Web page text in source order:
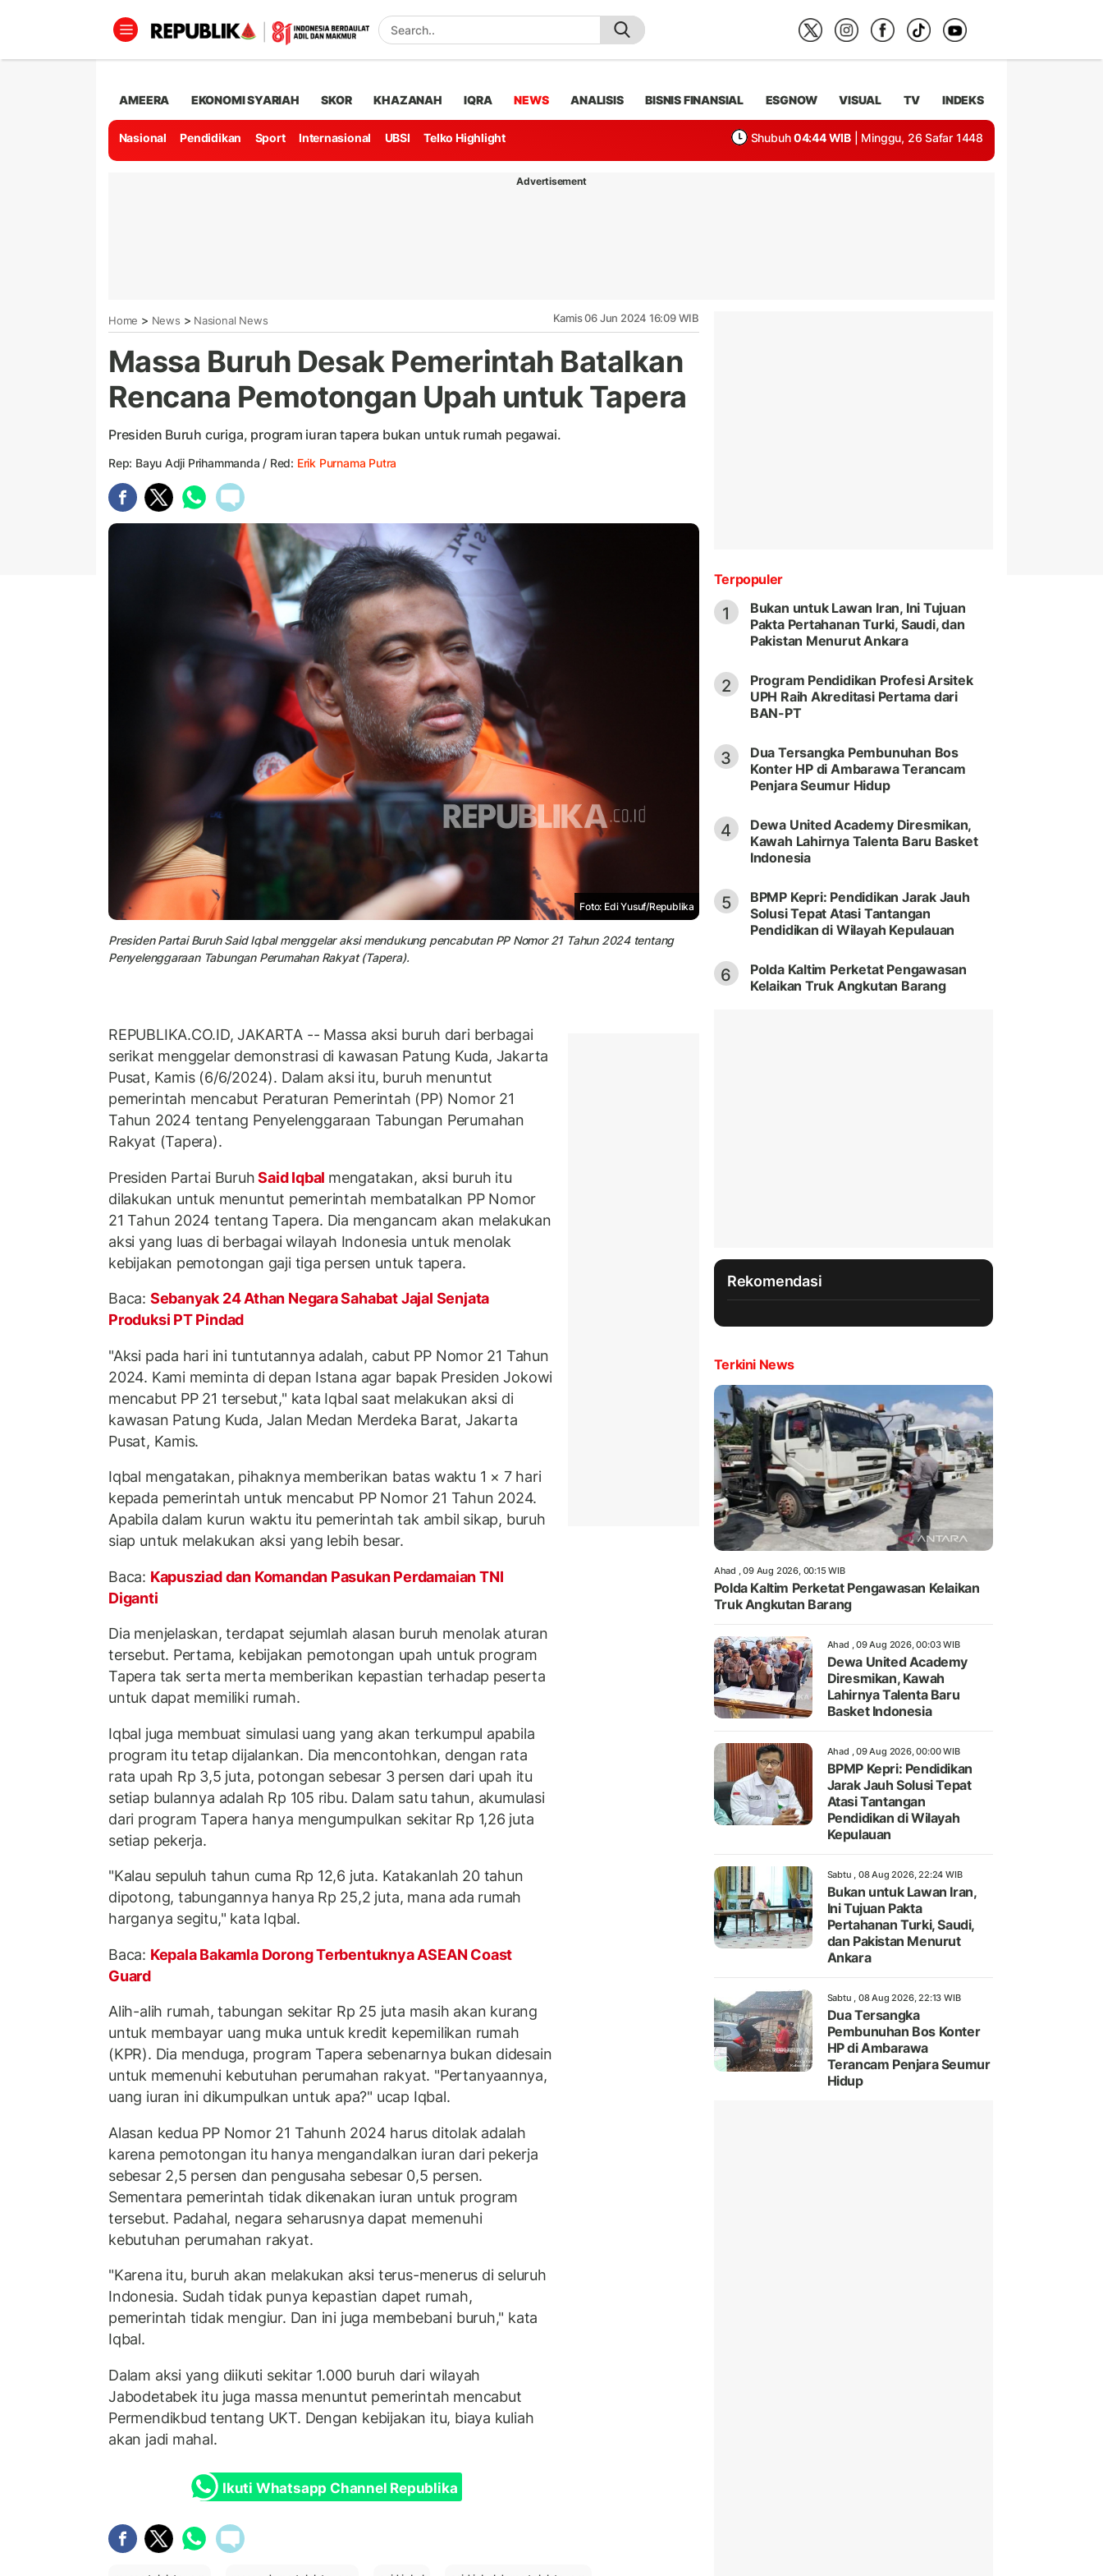
AMEERA EKONOMI SYARIAH SKOR KHAZANAH IQRA NEWS ANALISIS BISNIS FINANSIAL ESGNOW VISUAL TV INDEKS
Nasional Pendidikan Sport Internasional UBSI Telko Highlight Shubuh 04:44 WIB | Minggu, 26 Safar 1448
Advertisement
Home > News > Nasional News Kamis 06 Jun 2024 16:09 WIB
Massa Buruh Desak Pemerintah Batalkan
Rencana Pemotongan Upah untuk Tapera
Presiden Buruh curiga, program iuran tapera bukan untuk rumah pegawai.
Rep: Bayu Adji Prihammanda / Red: Erik Purnama Putra
Foto: Edi Yusuf/Republika
Presiden Partai Buruh Said Iqbal menggelar aksi mendukung pencabutan PP Nomor 21 Tahun 2024 tentang
Penyelenggaraan Tabungan Perumahan Rakyat (Tapera).
REPUBLIKA.CO.ID, JAKARTA -- Massa aksi buruh dari berbagai
serikat menggelar demonstrasi di kawasan Patung Kuda, Jakarta
Pusat, Kamis (6/6/2024). Dalam aksi itu, buruh menuntut
pemerintah mencabut Peraturan Pemerintah (PP) Nomor 21
Tahun 2024 tentang Penyelenggaraan Tabungan Perumahan
Rakyat (Tapera).
Presiden Partai BuruhSaid Iqbal mengatakan, aksi buruh itu
dilakukan untuk menuntut pemerintah membatalkan PP Nomor
21 Tahun 2024 tentang Tapera. Dia mengancam akan melakukan
aksi yang luas di berbagai wilayah Indonesia untuk menolak
kebijakan pemotongan gaji tiga persen untuk tapera.
Baca: Sebanyak 24 Athan Negara Sahabat Jajal Senjata
Produksi PT Pindad
"Aksi pada hari ini tuntutannya adalah, cabut PP Nomor 21 Tahun
2024. Kami meminta di depan Istana agar bapak Presiden Jokowi
mencabut PP 21 tersebut," kata Iqbal saat melakukan aksi di
kawasan Patung Kuda, Jalan Medan Merdeka Barat, Jakarta
Pusat, Kamis.
Iqbal mengatakan, pihaknya memberikan batas waktu 1 × 7 hari
kepada pemerintah untuk mencabut PP Nomor 21 Tahun 2024.
Apabila dalam kurun waktu itu pemerintah tak ambil sikap, buruh
siap untuk melakukan aksi yang lebih besar.
Baca: Kapusziad dan Komandan Pasukan Perdamaian TNI
Diganti
Dia menjelaskan, terdapat sejumlah alasan buruh menolak aturan
tersebut. Pertama, kebijakan pemotongan upah untuk program
Tapera tak serta merta memberikan kepastian terhadap peserta
untuk dapat memiliki rumah.
Iqbal juga membuat simulasi uang yang akan terkumpul apabila
program itu tetap dijalankan. Dia mencontohkan, dengan rata
rata upah Rp 3,5 juta, potongan sebesar 3 persen dari upah itu
setiap bulannya adalah Rp 105 ribu. Dalam satu tahun, akumulasi
dari program Tapera hanya mengumpulkan sekitar Rp 1,26 juta
setiap pekerja.
"Kalau sepuluh tahun cuma Rp 12,6 juta. Katakanlah 20 tahun
dipotong, tabungannya hanya Rp 25,2 juta, mana ada rumah
harganya segitu," kata Iqbal.
Baca: Kepala Bakamla Dorong Terbentuknya ASEAN Coast
Guard
Alih-alih rumah, tabungan sekitar Rp 25 juta masih akan kurang
untuk membayar uang muka untuk kredit kepemilikan rumah
(KPR). Dia menduga, program Tapera sebenarnya bukan didesain
untuk memenuhi kebutuhan perumahan rakyat. "Pertanyaannya,
uang iuran ini dikumpulkan untuk apa?" ucap Iqbal.
Alasan kedua PP Nomor 21 Tahunh 2024 harus ditolak adalah
karena pemotongan itu hanya mengandalkan iuran dari pekerja
sebesar 2,5 persen dan pengusaha sebesar 0,5 persen.
Sementara pemerintah tidak dikenakan iuran untuk program
tersebut. Padahal, negara seharusnya dapat memenuhi
kebutuhan perumahan rakyat.
"Karena itu, buruh akan melakukan aksi terus-menerus di seluruh
Indonesia. Sudah tidak punya kepastian dapet rumah,
pemerintah tidak mengiur. Dan ini juga membebani buruh," kata
Iqbal.
Dalam aksi yang diikuti sekitar 1.000 buruh dari wilayah
Jabodetabek itu juga massa menuntut pemerintah mencabut
Permendikbud tentang UKT. Dengan kebijakan itu, biaya kuliah
akan jadi mahal.
Ikuti Whatsapp Channel Republika
Terpopuler
1
Bukan untuk Lawan Iran, Ini Tujuan
Pakta Pertahanan Turki, Saudi, dan
Pakistan Menurut Ankara
2
Program Pendidikan Profesi Arsitek
UPH Raih Akreditasi Pertama dari
BAN-PT
3
Dua Tersangka Pembunuhan Bos
Konter HP di Ambarawa Terancam
Penjara Seumur Hidup
4
Dewa United Academy Diresmikan,
Kawah Lahirnya Talenta Baru Basket
Indonesia
5
BPMP Kepri: Pendidikan Jarak Jauh
Solusi Tepat Atasi Tantangan
Pendidikan di Wilayah Kepulauan
6
Polda Kaltim Perketat Pengawasan
Kelaikan Truk Angkutan Barang
Rekomendasi
Terkini News
Ahad , 09 Aug 2026, 00:15 WIB
Polda Kaltim Perketat Pengawasan Kelaikan
Truk Angkutan Barang
Ahad , 09 Aug 2026, 00:03 WIB
Dewa United Academy
Diresmikan, Kawah
Lahirnya Talenta Baru
Basket Indonesia
Ahad , 09 Aug 2026, 00:00 WIB
BPMP Kepri: Pendidikan
Jarak Jauh Solusi Tepat
Atasi Tantangan
Pendidikan di Wilayah
Kepulauan
Sabtu , 08 Aug 2026, 22:24 WIB
Bukan untuk Lawan Iran,
Ini Tujuan Pakta
Pertahanan Turki, Saudi,
dan Pakistan Menurut
Ankara
Sabtu , 08 Aug 2026, 22:13 WIB
Dua Tersangka
Pembunuhan Bos Konter
HP di Ambarawa
Terancam Penjara Seumur
Hidup